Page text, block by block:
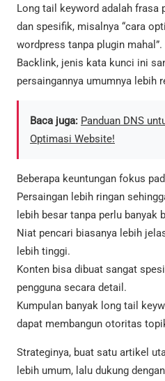
Long tail keyword adalah frasa
dan spesifik, misalnya “cara
wordpress tanpa plugin
Backlink, jenis kata kunci ini
persaingannya umumnya lebih
Baca juga: Panduan DNS
Optimasi Website!
Beberapa keuntungan fokus
Persaingan lebih ringan
lebih besar tanpa perlu banyak
Niat pencari biasanya lebih
lebih tinggi.
Konten bisa dibuat sangat
pengguna secara detail.
Kumpulan banyak long tail
dapat membangun otoritas
Strateginya, buat satu artikel
lebih umum, lalu dukung